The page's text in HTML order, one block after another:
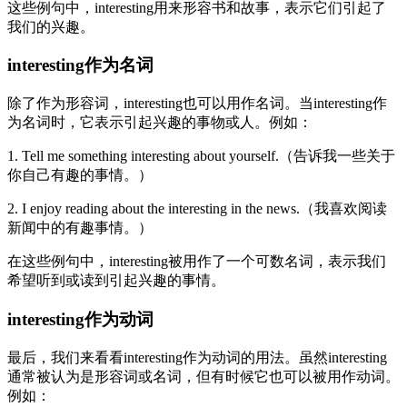
这些例句中，interesting用来形容书和故事，表示它们引起了
我们的兴趣。
interesting作为名词
除了作为形容词，interesting也可以用作名词。当interesting作
为名词时，它表示引起兴趣的事物或人。例如：
1. Tell me something interesting about yourself.（告诉我一些关于
你自己有趣的事情。）
2. I enjoy reading about the interesting in the news.（我喜欢阅读
新闻中的有趣事情。）
在这些例句中，interesting被用作了一个可数名词，表示我们
希望听到或读到引起兴趣的事情。
interesting作为动词
最后，我们来看看interesting作为动词的用法。虽然interesting
通常被认为是形容词或名词，但有时候它也可以被用作动词。
例如：